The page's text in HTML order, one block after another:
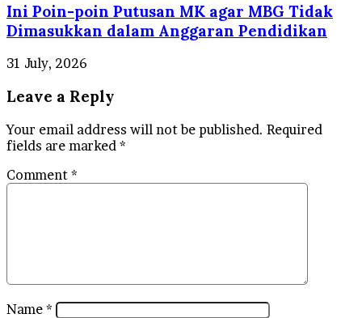
Ini Poin-poin Putusan MK agar MBG Tidak
Dimasukkan dalam Anggaran Pendidikan
31 July, 2026
Leave a Reply
Your email address will not be published. Required
fields are marked *
Comment *
Name *